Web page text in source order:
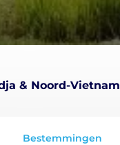
& Noord-Vietnam
Bestemmingen